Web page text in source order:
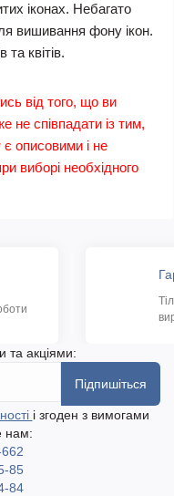
іконах. Небагато
вишивання фону ікон.
квітів.
від того, що ви
не співпадати із тим,
є описовими і не
виборі необхідного
та акціями:
Підпишіться
і згоден з вимогами
нам:
85
84